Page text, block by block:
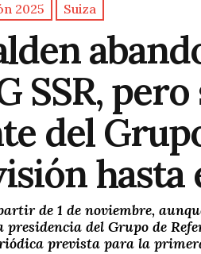
2025 Suiza
SSR,
del
de 1 de noviembre,
presidencia del Grupo de
prevista para la